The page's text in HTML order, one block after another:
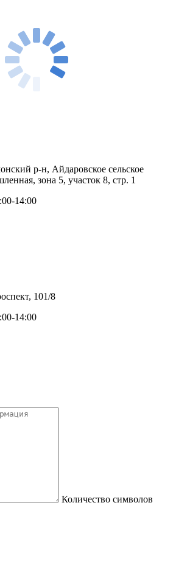
р-н, Айдаровское сельское
зона 5, участок 8, стр. 1
14:00
101/8
14:00
Количество символов